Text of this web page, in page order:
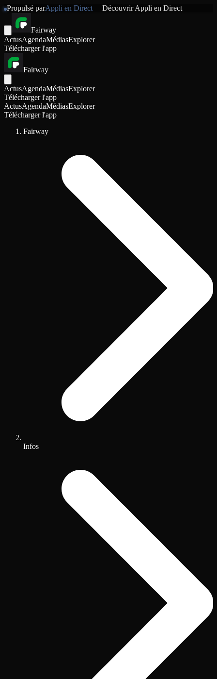
Propulsé parAppli en Direct DécouvrirAppli en Direct
Fairway
ActusAgendaMédiasExplorer
Télécharger l'app
Fairway
ActusAgendaMédiasExplorer
Télécharger l'app
ActusAgendaMédiasExplorer
Télécharger l'app
Fairway
Infos